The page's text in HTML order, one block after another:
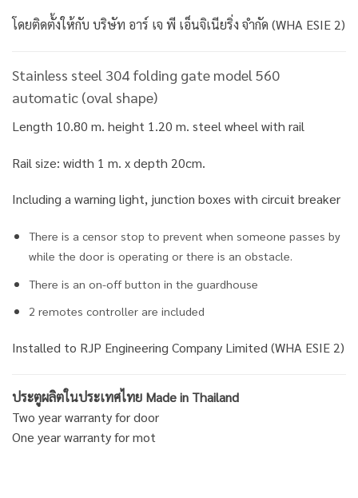
โดยติดตั้งให้กับ บริษัท อาร์ เจ พี เอ็นจิเนียริ่ง จำกัด (WHA ESIE 2)
Stainless steel 304 folding gate model 560
automatic (oval shape)
Length 10.80 m. height 1.20 m. steel wheel with rail
Rail size: width 1 m. x depth 20cm.
Including a warning light, junction boxes with circuit breaker
There is a censor stop to prevent when someone passes by
while the door is operating or there is an obstacle.
There is an on-off button in the guardhouse
2 remotes controller are included
Installed to RJP Engineering Company Limited (WHA ESIE 2)
ประตูผลิตในประเทศไทย Made in Thailand
Two year warranty for door
One year warranty for mot